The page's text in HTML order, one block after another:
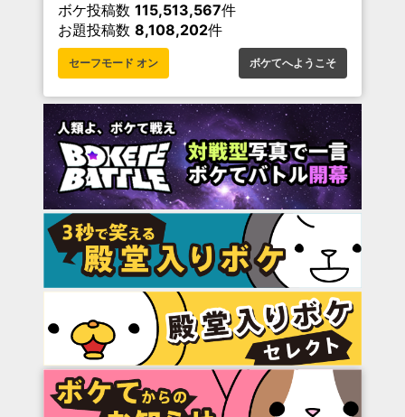
ボケ投稿数 115,513,567件
お題投稿数 8,108,202件
セーフモード オン ボケてへようこそ